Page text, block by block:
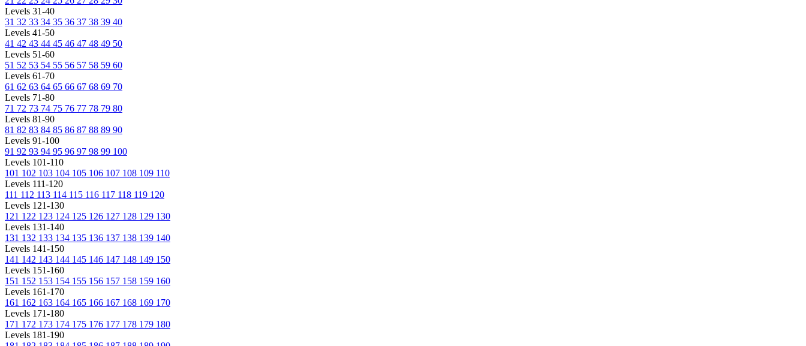
Levels 31-40
31 32 33 34 35 36 37 38 39 40
Levels 41-50
41 42 43 44 45 46 47 48 49 50
Levels 51-60
51 52 53 54 55 56 57 58 59 60
Levels 61-70
61 62 63 64 65 66 67 68 69 70
Levels 71-80
71 72 73 74 75 76 77 78 79 80
Levels 81-90
81 82 83 84 85 86 87 88 89 90
Levels 91-100
91 92 93 94 95 96 97 98 99 100
Levels 101-110
101 102 103 104 105 106 107 108 109 110
Levels 111-120
111 112 113 114 115 116 117 118 119 120
Levels 121-130
121 122 123 124 125 126 127 128 129 130
Levels 131-140
131 132 133 134 135 136 137 138 139 140
Levels 141-150
141 142 143 144 145 146 147 148 149 150
Levels 151-160
151 152 153 154 155 156 157 158 159 160
Levels 161-170
161 162 163 164 165 166 167 168 169 170
Levels 171-180
171 172 173 174 175 176 177 178 179 180
Levels 181-190